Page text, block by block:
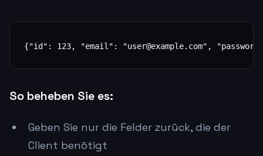
{"id": 123, "email": "user@example.com",
So beheben Sie es:
Geben Sie nur die Felder zurück, die der
Client benötigt